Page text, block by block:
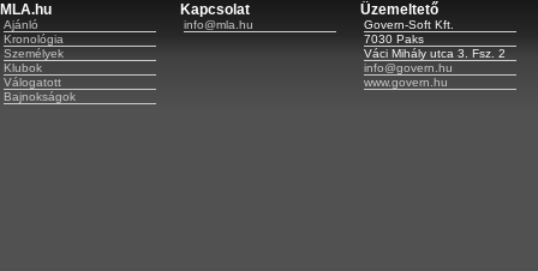
MLA.hu
Ajánló
Kronológia
Személyek
Klubok
Válogatott
Bajnokságok
Kapcsolat
info@mla.hu
Üzemeltető
Govern-Soft Kft.
7030 Paks
Váci Mihály utca 3. Fsz. 2
info@govern.hu
www.govern.hu